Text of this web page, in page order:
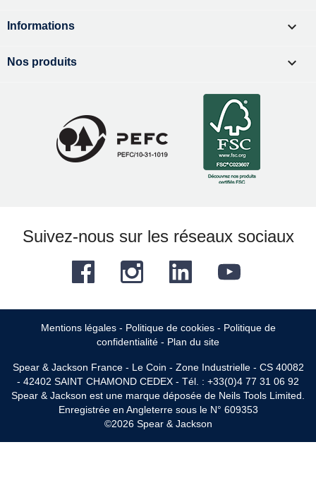
Informations 
Nos produits 
Suivez-nous sur les réseaux sociaux
Facebook YouTube
Instagram LinkedIn
Mentions légales- Politique de cookies- Politique de
confidentialité - Plan du site
Spear & Jackson France - Le Coin - Zone Industrielle - CS 40082
- 42402 SAINT CHAMOND CEDEX - Tél. : +33(0)4 77 31 06 92
Spear & Jackson est une marque déposée de Neils Tools Limited.
Enregistrée en Angleterre sous le N° 609353
©2026 Spear & Jackson